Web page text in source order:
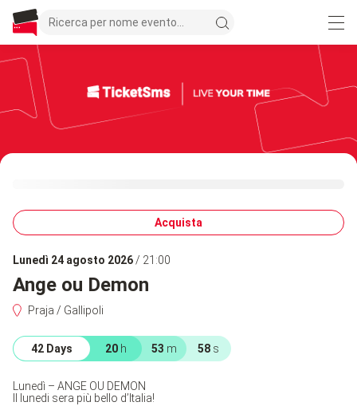
lunedì 24 agosto 2026/ 21:00
Ange ou Demon
Praja / Gallipoli
58 s
53 m
20 h
42 Days
Lunedì – ANGE OU DEMON
Il lunedi sera più bello d’Italia!
Acquista